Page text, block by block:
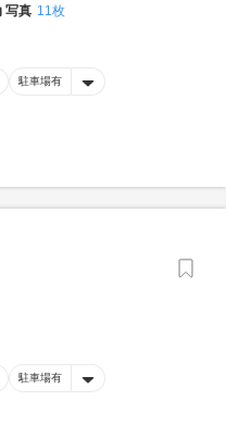
写真 11枚
駐車場有
駐車場有